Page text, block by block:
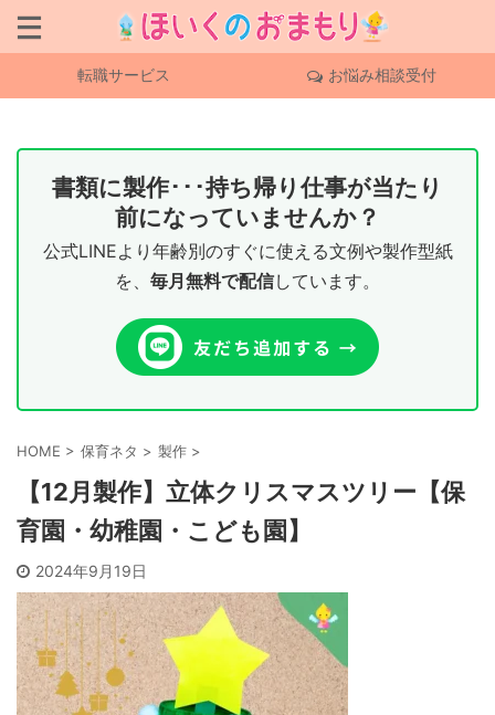
転職サービス お悩み相談受付
書類に製作･･･持ち帰り仕事が当たり
前になっていませんか？
公式LINEより年齢別のすぐに使える文例や製作型紙
を、 毎月無料で配信しています。
HOME > 保育ネタ > 製作 >
【12月製作】立体クリスマスツリー【保
育園・幼稚園・こども園】
2024年9月19日